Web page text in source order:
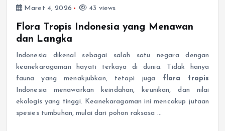
Maret 4, 2026
43 views
Flora Tropis Indonesia yang Menawan
dan Langka
Indonesia dikenal sebagai salah satu negara dengan
keanekaragaman hayati terkaya di dunia. Tidak hanya
fauna yang menakjubkan, tetapi juga flora tropis
Indonesia menawarkan keindahan, keunikan, dan nilai
ekologis yang tinggi. Keanekaragaman ini mencakup jutaan
spesies tumbuhan, mulai dari pohon raksasa …